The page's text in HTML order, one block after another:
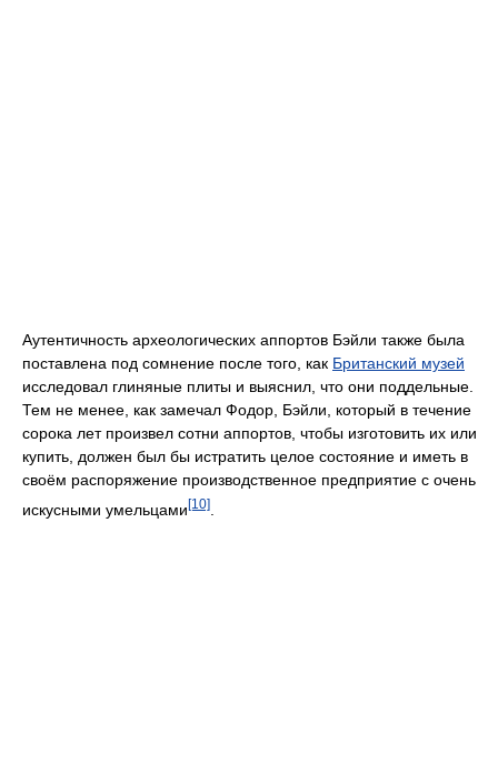
Аутентичность археологических аппортов Бэйли также была
поставлена под сомнение после того, как Британский музей
исследовал глиняные плиты и выяснил, что они поддельные.
Тем не менее, как замечал Фодор, Бэйли, который в течение
сорока лет произвел сотни аппортов, чтобы изготовить их или
купить, должен был бы истратить целое состояние и иметь в
своём распоряжение производственное предприятие с очень
искусными умельцами[10]